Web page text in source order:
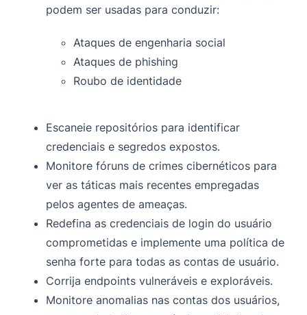
podem ser usadas para conduzir:
Ataques de engenharia social
Ataques de phishing
Roubo de identidade
Escaneie repositórios para identificar
credenciais e segredos expostos.
Monitore fóruns de crimes cibernéticos para
ver as táticas mais recentes empregadas
pelos agentes de ameaças.
Redefina as credenciais de login do usuário
comprometidas e implemente uma política de
senha forte para todas as contas de usuário.
Corrija endpoints vulneráveis e exploráveis.
Monitore anomalias nas contas dos usuários,